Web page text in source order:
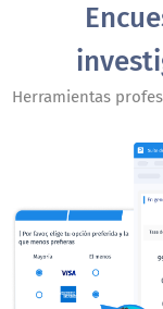
Herramientas